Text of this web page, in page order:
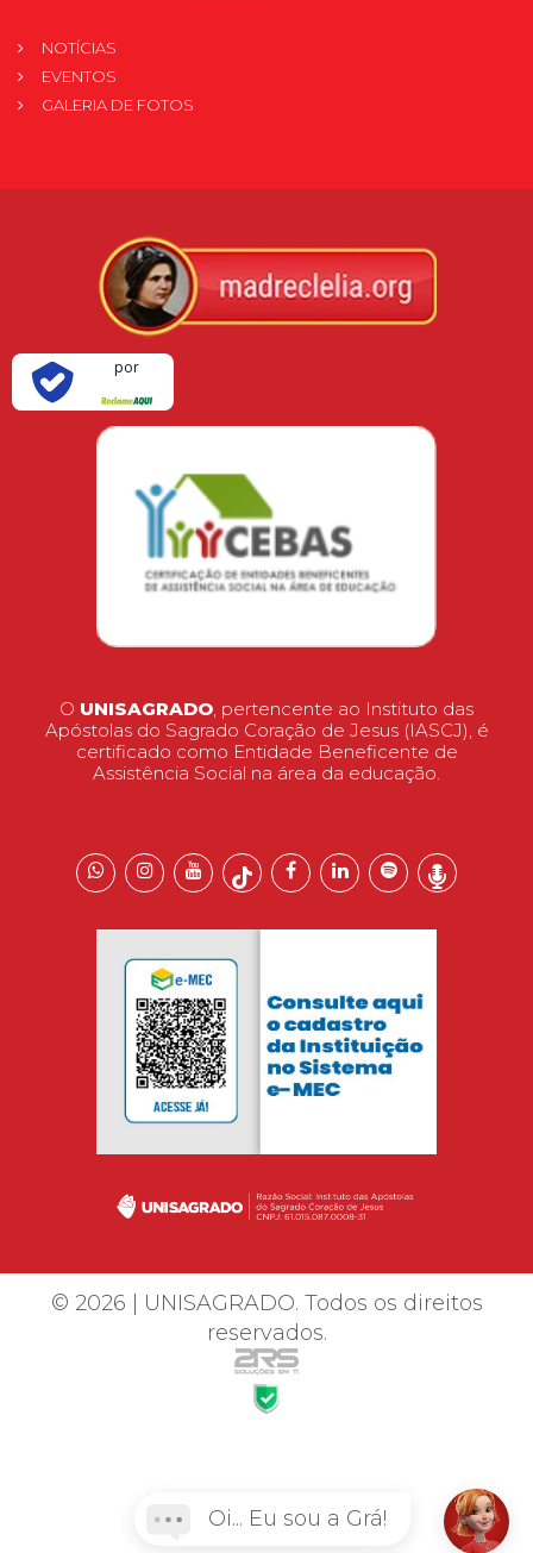
NOTÍCIAS
EVENTOS
GALERIA DE FOTOS
por
O UNISAGRADO, pertencente ao Instituto das
Apóstolas do Sagrado Coração de Jesus (IASCJ), é
certificado como Entidade Beneficente de
Assistência Social na área da educação.
© 2026 | UNISAGRADO. Todos os direitos
reservados.
Oi... Eu sou a Grá!